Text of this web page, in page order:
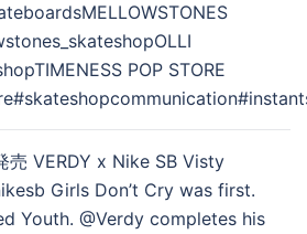
POP STORE
売 VERDY x Nike SB Visty
Girls Don’t Cry was first.
Youth. @Verdy completes his